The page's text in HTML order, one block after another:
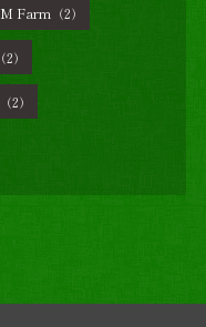
M Farm （2）
（2）
（2）